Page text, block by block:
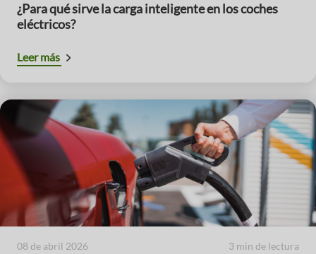
¿Para qué sirve la carga inteligente en los coches
eléctricos?
Leer más
08 de abril 2026 3 min de lectura